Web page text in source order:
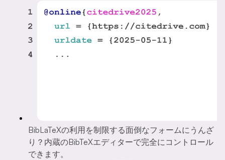
BibLaTeXの利用を制限する面倒なフォームにうんざ
り？内蔵のBibTeXエディターで完全にコントロール
できます。